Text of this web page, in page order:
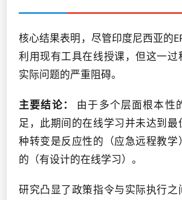
核心结果表明，尽管印度尼西亚的
利用现有工具在线授课，但这一过
实际问题的严重阻碍。
主要结论：
由于多个层面根本性
足，此期间的在线学习并未达到最
种转变是反应性的（应急远程教学
的（有设计的在线学习）。
研究凸显了政策指令与实际执行之